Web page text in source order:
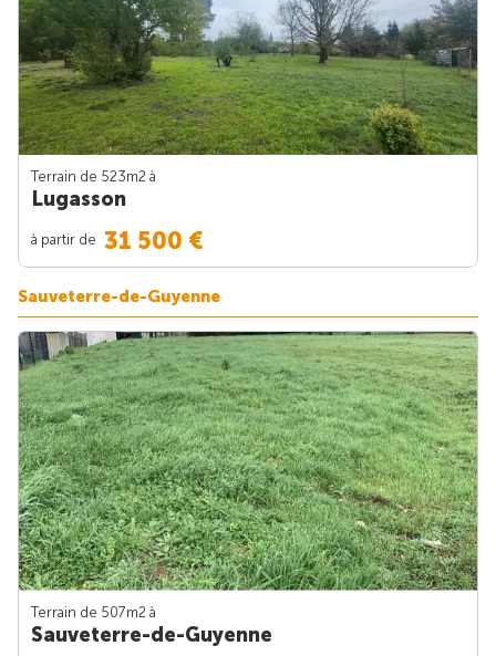
Terrain de 523m2 à
Lugasson
à partir de 31 500 €
Sauveterre-de-Guyenne
Terrain de 507m2 à
Sauveterre-de-Guyenne